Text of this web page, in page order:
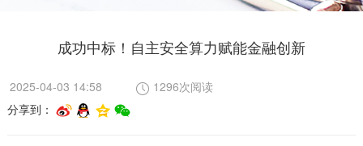
成功中标！自主安全算力赋能金融创新
2025-04-03 14:58
1296次阅读
分享到：